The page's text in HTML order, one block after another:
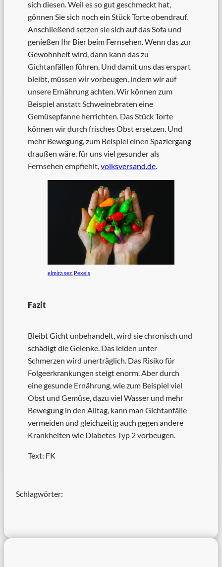
sich diesen. Weil es so gut geschmeckt hat,
gönnen Sie sich noch ein Stück Torte obendrauf.
Anschließend setzen sie sich auf das Sofa und
genießen Ihr Bier beim Fernsehen. Wenn das zur
Gewohnheit wird, dann kann das zu
Gichtanfällen führen. Und damit uns das erspart
bleibt, müssen wir vorbeugen, indem wir auf
unsere Ernährung achten. Wir können zum
Beispiel anstatt Schweinebraten eine
Gemüsepfanne herrichten. Das Stück Torte
können wir durch frisches Obst ersetzen. Und
mehr Bewegung, zum Beispiel einen Spaziergang
draußen wäre, für uns viel gesunder als
Fernsehen empfiehlt, volksversand.de
elmira sez Pexels
Fazit
Bleibt Gicht unbehandelt, wird sie chronisch und
schädigt die Gelenke. Das leiden unter
Schmerzen wird unerträglich. Das Risiko für
Folgeerkrankungen steigt enorm. Aber durch
eine gesunde Ernährung, wie zum Beispiel viel
Obst und Gemüse, dazu viel Wasser und mehr
Bewegung in den Alltag, kann man Gichtanfälle
vermeiden und gleichzeitig auch gegen andere
Krankheiten wie Diabetes Typ 2 vorbeugen.
Text: FK
Schlagwörter: